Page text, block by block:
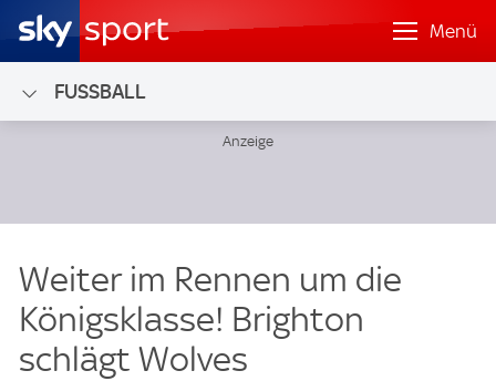
Menü
FUSSBALL
Weiter im Rennen um die
Königsklasse! Brighton
schlägt Wolves